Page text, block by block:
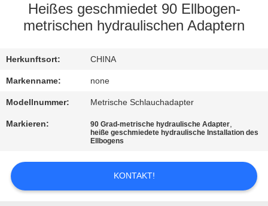
QUALITÄTSKONTROLLE
TRETEN
SIE
MIT
UNS
VERBINDUNG
FORDERN
Heißes geschmiedet 90 Ellbogen-
metrischen hydraulischen Adaptern
Herkunftsort: CHINA
Markenname: none
Modellnummer: Metrische Schlauchadapter
Markieren: 90 Grad-metrische hydraulische Adapter,
heiße geschmiedete hydraulische Installation des
Ellbogens
KONTAKT!